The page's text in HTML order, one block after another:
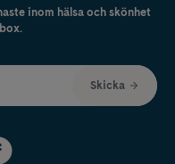
inom hälsa och skönhet
Skicka